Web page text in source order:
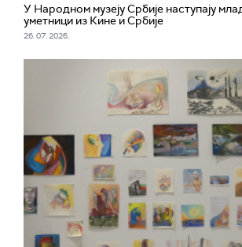
У Народном музеју Србије наступају
уметници из Кине и Србије
26. 07. 2026.